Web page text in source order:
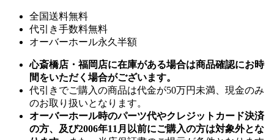
全国送料無料
代引き手数料無料
オーバーホール永久半額
心斎橋店・福岡店に在庫がある場合は商品確認にお時
間をいただく場合がございます。
代引きでご購入の商品は代金が50万円未満、現金のみ
のお取り扱いとなります。
オーバーホール時のパーツ代やクレジットカード決済
の方、及び2006年11月以前にご購入の方は対象外とな